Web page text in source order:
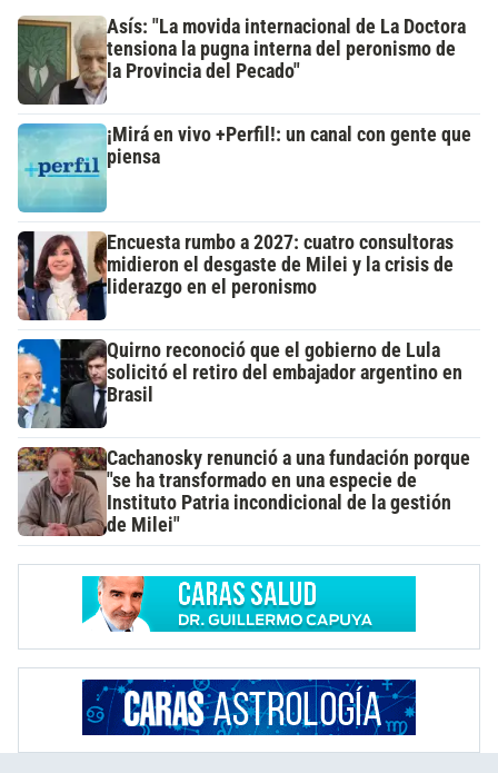
Asís: "La movida internacional de La Doctora
tensiona la pugna interna del peronismo de
la Provincia del Pecado"
¡Mirá en vivo +Perfil!: un canal con gente que
piensa
Encuesta rumbo a 2027: cuatro consultoras
midieron el desgaste de Milei y la crisis de
liderazgo en el peronismo
Quirno reconoció que el gobierno de Lula
solicitó el retiro del embajador argentino en
Brasil
Cachanosky renunció a una fundación porque
"se ha transformado en una especie de
Instituto Patria incondicional de la gestión
de Milei"